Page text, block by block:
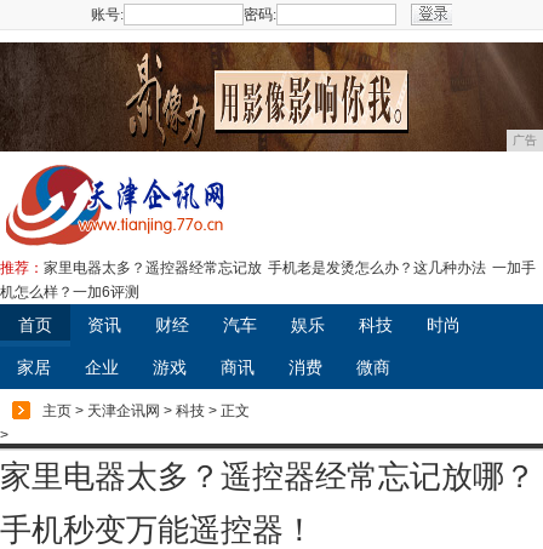
账号: 密码:
广告
推荐： 家里电器太多？遥控器经常忘记放 手机老是发烫怎么办？这几种办法 一加手
机怎么样？一加6评测
首页 资讯 财经 汽车 娱乐 科技 时尚
家居 企业 游戏 商讯 消费 微商
主页 > 天津企讯网 > 科技 > 正文
>
家里电器太多？遥控器经常忘记放哪？
手机秒变万能遥控器！